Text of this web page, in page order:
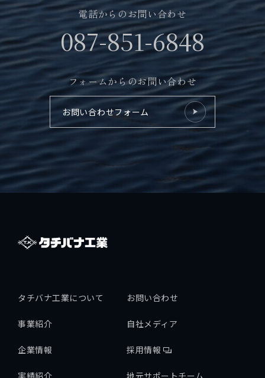
電話からのお問い合わせ
087-851-6848
フォームからのお問い合わせ
お問い合わせフォーム
タチバナ工業について
事業紹介
企業情報
実績紹介
お問い合わせ
自社メディア
採用情報
地元サポートチーム